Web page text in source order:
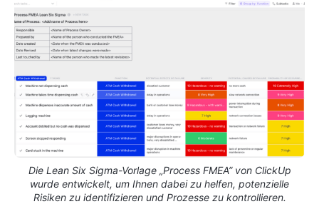
Die Lean Six Sigma-Vorlage „Process FMEA” von ClickUp
wurde entwickelt, um Ihnen dabei zu helfen, potenzielle
Risiken zu identifizieren und Prozesse zu kontrollieren.